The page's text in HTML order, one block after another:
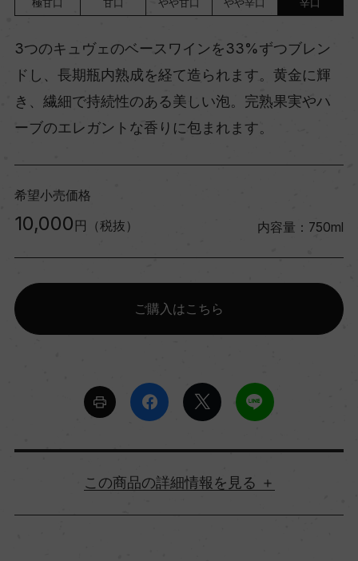
極甘口 甘口 やや甘口 やや辛口 辛口
3つのキュヴェのベースワインを33%ずつブレン
ドし、長期瓶内熟成を経て造られます。黄金に輝
き、繊細で持続性のある美しい泡。完熟果実やハ
ーブのエレガントな香りに包まれます。
希望小売価格
10,000 円（税抜） 内容量：750ml
ご購入はこちら
詳細情報